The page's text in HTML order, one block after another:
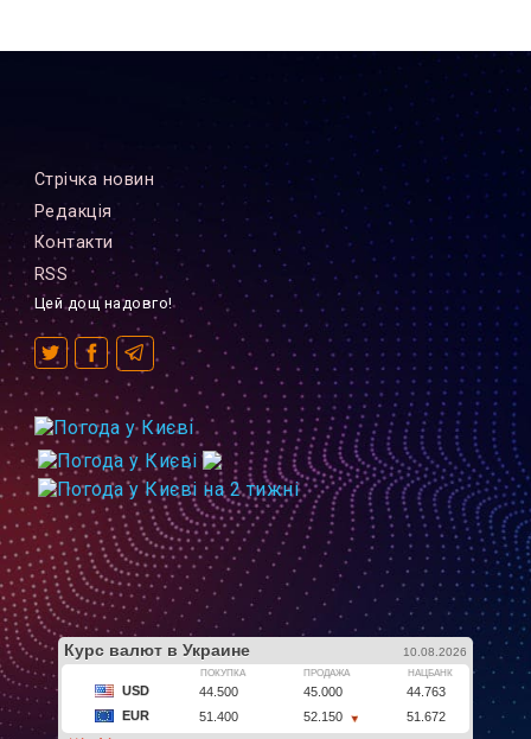
Стрiчка новин
Редакцiя
Контакти
RSS
Цей дощ надовго!